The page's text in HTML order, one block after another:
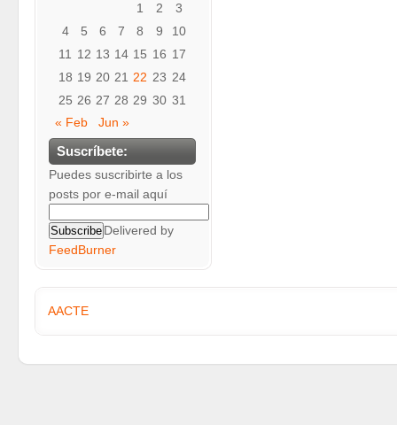
1
2
3
4
5 6 7 8 9
10
11
12 13 14 15 16 17
18 19 20 21 22 23 24
25 26 27 28 29 30 31
« Feb
Jun »
Suscríbete:
Puedes suscribirte a los
posts por e-mail aquí
Delivered by
FeedBurner
AACTE